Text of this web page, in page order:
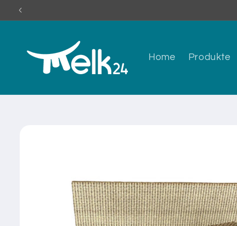
zum
Inhalt
Home Produkte